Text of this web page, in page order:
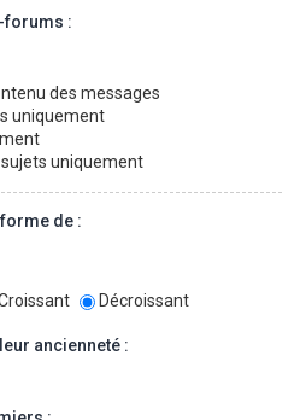
forums :
des messages
uniquement
uniquement
de :
Décroissant
ancienneté :